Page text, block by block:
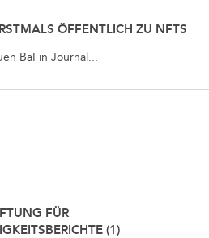
ÖFFENTLICH ZU NFTS
BaFin Journal...
FÜR
(1)